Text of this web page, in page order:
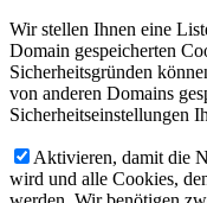
Wir stellen Ihnen eine
Domain gespeicherten
Sicherheitsgründen
von anderen Domains
Sicherheitseinstellungen
Aktivieren, damit die
wird und alle Cookies,